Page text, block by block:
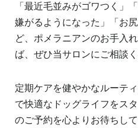
「最近毛並みがゴワつく」
嫌がるようになった」「お
ど、ポメラニアンのお手入
ば、ぜひ当サロンにご相談く
定期ケアを健やかなルーテ
で快適なドッグライフをス
のご予約を心よりお待ちして